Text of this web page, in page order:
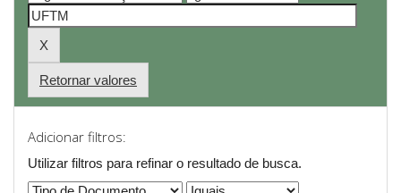
Retornar valores
Adicionar filtros:
Utilizar filtros para refinar o resultado de busca.